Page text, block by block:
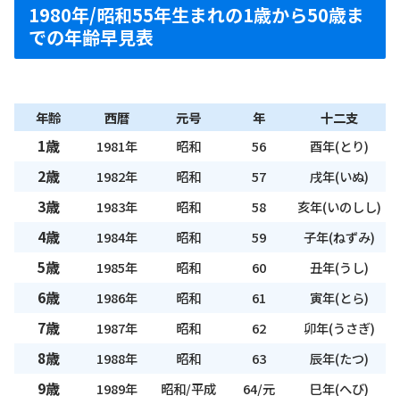
1980年/昭和55年生まれの1歳から50歳ま
での年齢早見表
年齢 西暦 元号 年 十二支
1歳 1981年 昭和 56 酉年(とり)
2歳 1982年 昭和 57 戌年(いぬ)
3歳 1983年 昭和 58 亥年(いのしし)
4歳 1984年 昭和 59 子年(ねずみ)
5歳 1985年 昭和 60 丑年(うし)
6歳 1986年 昭和 61 寅年(とら)
7歳 1987年 昭和 62 卯年(うさぎ)
8歳 1988年 昭和 63 辰年(たつ)
9歳 1989年 昭和/平成 64/元 巳年(へび)